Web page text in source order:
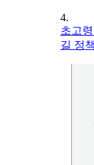
4.
초고
길 정